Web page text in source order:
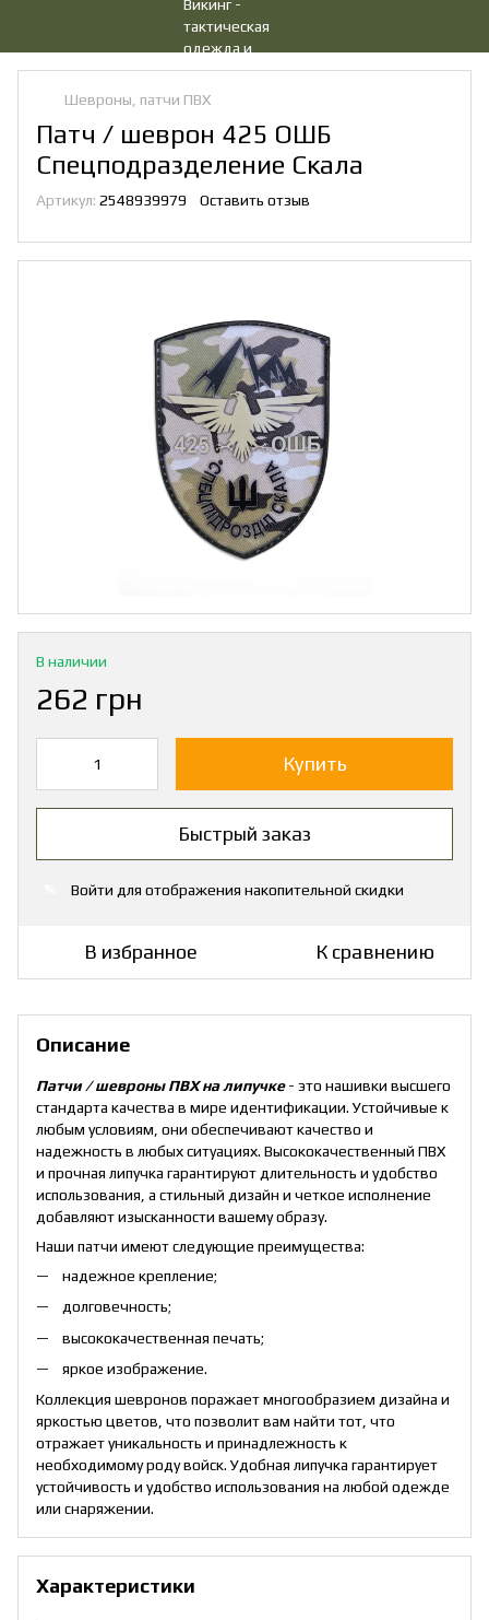
Шевроны, патчи ПВХ
Патч / шеврон 425 ОШБ
Спецподразделение Скала
Артикул: 2548939979 Оставить отзыв
В наличии
262 грн
Купить
Быстрый заказ
Войти для отображения накопительной скидки
В избранное К сравнению
Описание
Патчи / шевроны ПВХ на липучке- это нашивки высшего
стандарта качества в мире идентификации. Устойчивые к
любым условиям, они обеспечивают качество и
надежность в любых ситуациях. Высококачественный ПВХ
и прочная липучка гарантируют длительность и удобство
использования, а стильный дизайн и четкое исполнение
добавляют изысканности вашему образу.
Наши патчи имеют следующие преимущества:
надежное крепление;
долговечность;
высококачественная печать;
яркое изображение.
Коллекция шевронов поражает многообразием дизайна и
яркостью цветов, что позволит вам найти тот, что
отражает уникальность и принадлежность к
необходимому роду войск. Удобная липучка гарантирует
устойчивость и удобство использования на любой одежде
или снаряжении.
Характеристики